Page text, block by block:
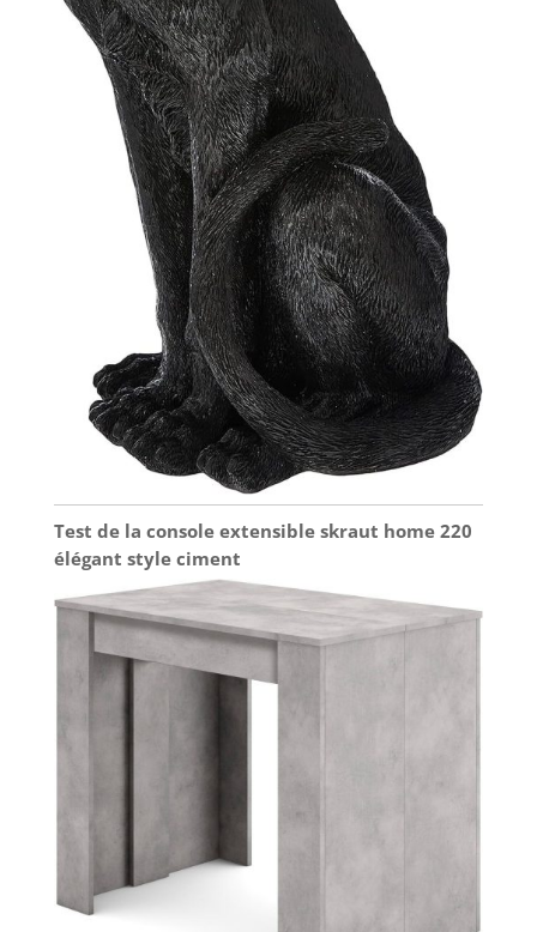
Test de la console extensible skraut home 220
élégant style ciment